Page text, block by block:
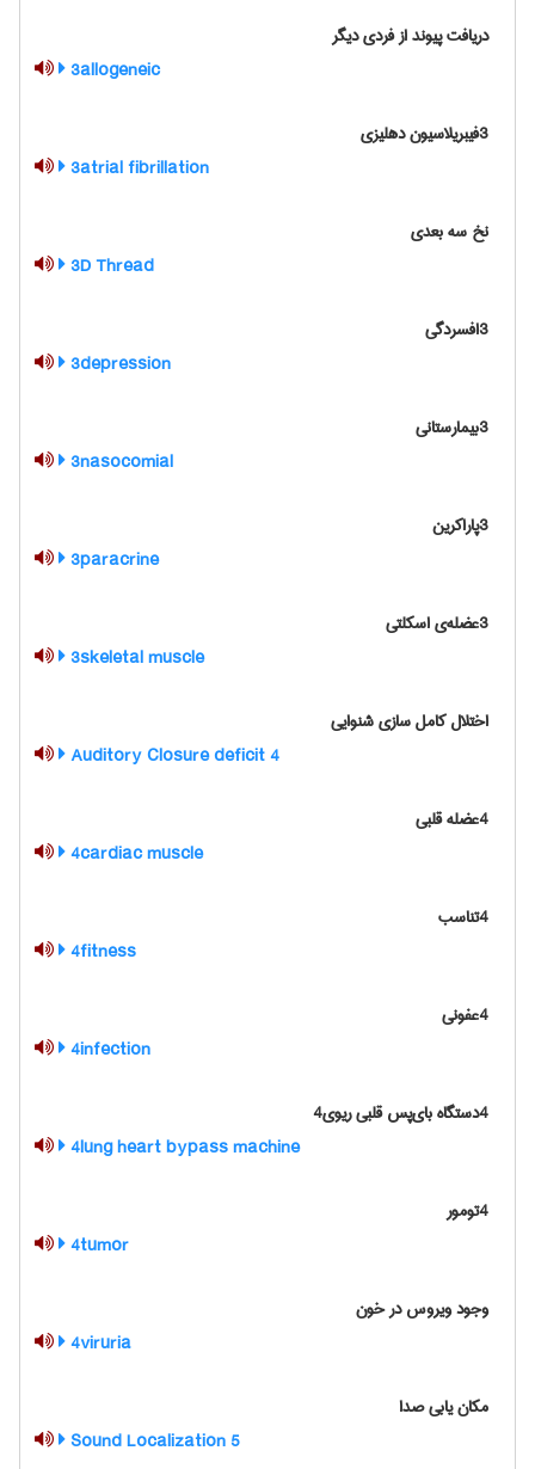
دریافت پیوند از فردی دیگر
3allogeneic
3فیبریلاسیون دهلیزی
3atrial fibrillation
نخ سه بعدی
3D Thread
3افسردگی
3depression
3بیمارستانی
3nasocomial
3پاراکرین
3paracrine
3عضله‌ی اسکلتی
3skeletal muscle
اختلال کامل سازی شنوایی
4 Auditory Closure deficit
4عضله قلبی
4cardiac muscle
4تناسب
4fitness
4عفونی
4infection
4دستگاه بای‌پس قلبی ریوی4
4lung heart bypass machine
4تومور
4tumor
وجود ویروس در خون
4viruria
مکان یابی صدا
5 Sound Localization